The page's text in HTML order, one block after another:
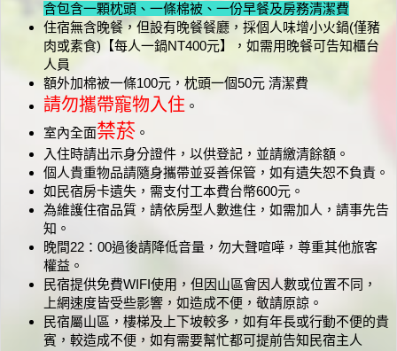
含包含一顆枕頭、一條棉被、一份早餐及房務清潔費
住宿無含晚餐，但設有晚餐餐廳，採個人味增小火鍋(僅豬
肉或素食)【每人一鍋NT400元】，如需用晚餐可告知櫃台
人員
額外加棉被一條100元，枕頭一個50元 清潔費
請勿攜帶寵物入住 。
室內全面禁菸 。
入住時請出示身分證件，以供登記，並請繳清餘額。
個人貴重物品請隨身攜帶並妥善保管，如有遺失恕不負責。
如民宿房卡遺失，需支付工本費台幣600元。
為維護住宿品質，請依房型人數進住，如需加人，請事先告
知。
晚間22：00過後請降低音量，勿大聲喧嘩，尊重其他旅客
權益。
民宿提供免費WIFI使用，但因山區會因人數或位置不同，
上網速度皆受些影響，如造成不便，敬請原諒。
民宿屬山區，樓梯及上下坡較多，如有年長或行動不便的貴
賓，較造成不便，如有需要幫忙都可提前告知民宿主人